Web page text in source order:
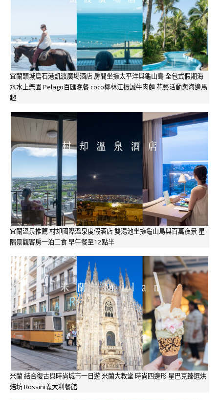
宜蘭頭城烏石港凱渡廣場酒店 房間坐擁太平洋與龜山島 全包式假期海
水水上樂園 Pelago百匯晚餐 coco椰林江振誠牛肉麵 花藝活動與海邊馬
趣
宜蘭溫泉推薦 村却國際溫泉度假酒店 雙湯池坐擁龜山島與百萬夜景 星
隅景觀客房一泊二食 早午餐至12點半
米蘭 結合復古與時尚城市一日遊 米蘭大教堂 時尚四邊形 星巴克臻選烘
焙坊 Rossini義大利餐館